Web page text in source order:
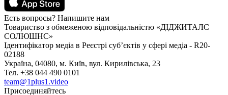
Есть вопросы? Напишите нам
Товариство з обмеженою відповідальністю «ДІДЖИТАЛС
СОЛЮШНС»
Ідентифікатор медіа в Реєстрі суб’єктів у сфері медіа - R20-
02188
Україна, 04080, м. Київ, вул. Кирилівська, 23
Тел. +38 044 490 0101
team@1plus1.video
Присоединяйтесь